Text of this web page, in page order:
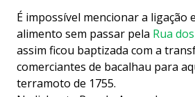
É impossível mencionar a ligação
alimento sem passar pela Rua
assim ficou baptizada com a
comerciantes de bacalhau para
terramoto de 1755.